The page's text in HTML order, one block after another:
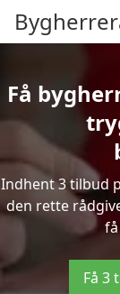
Få
Indhent 3 tilbud
den rette
Få 3